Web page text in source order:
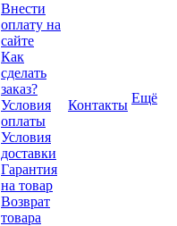
Внести
оплату на
сайте
Как
сделать
заказ?
Условия
оплаты
Условия
доставки
Гарантия
на товар
Возврат
товара
Контакты Ещё